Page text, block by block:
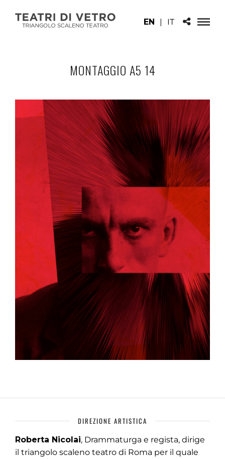
EN | IT
MONTAGGIO A5 14
DIREZIONE ARTISTICA
Roberta Nicolai, Drammaturga e regista, dirige
il triangolo scaleno teatro di Roma per il quale